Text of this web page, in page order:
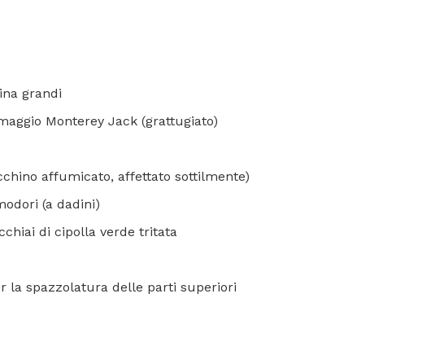
grandi
Monterey Jack (grattugiato)
affumicato, affettato sottilmente)
(a dadini)
di cipolla verde tritata
la spazzolatura delle parti superiori